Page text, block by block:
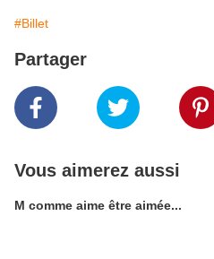
#Billet
Partager
Vous aimerez aussi
M comme aime être aimée...